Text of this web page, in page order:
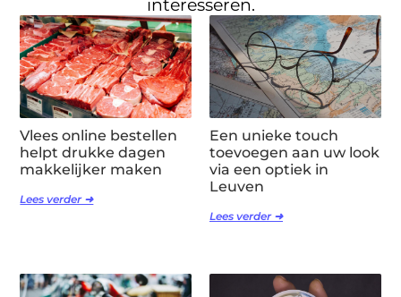
interesseren.
Vlees online bestellen
helpt drukke dagen
makkelijker maken
Lees verder ➜
Een unieke touch
toevoegen aan uw look
via een optiek in
Leuven
Lees verder ➜